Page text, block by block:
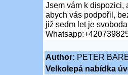
Jsem vám k dispozici,
abych vás podpořil,
již sedm let je
Author: PETER
Velkolepá nabídka